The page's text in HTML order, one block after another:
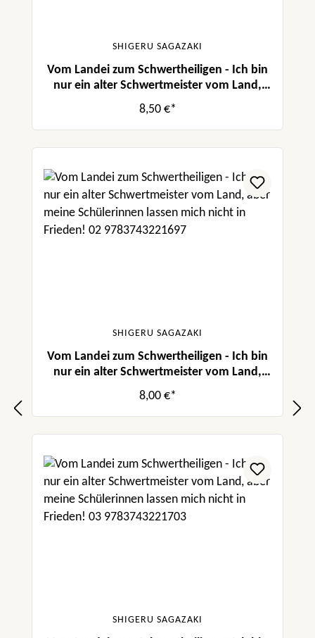
SHIGERU SAGAZAKI
Vom Landei zum Schwertheiligen - Ich bin
nur ein alter Schwertmeister vom Land,
aber meine Schülerinnen lassen mich nicht
in Frieden! 07
8,50 €*
SHIGERU SAGAZAKI
Vom Landei zum Schwertheiligen - Ich bin
nur ein alter Schwertmeister vom Land,
aber meine Schülerinnen lassen mich nicht
in Frieden! 02
8,00 €*
SHIGERU SAGAZAKI